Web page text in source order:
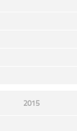
2015